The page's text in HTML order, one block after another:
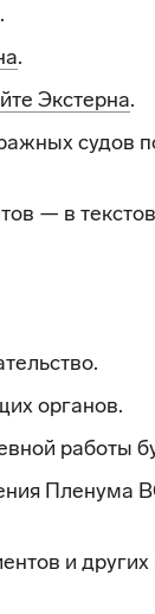
.
.
Экстерна.
судов
— в
органов.
работы
Пленума
и других